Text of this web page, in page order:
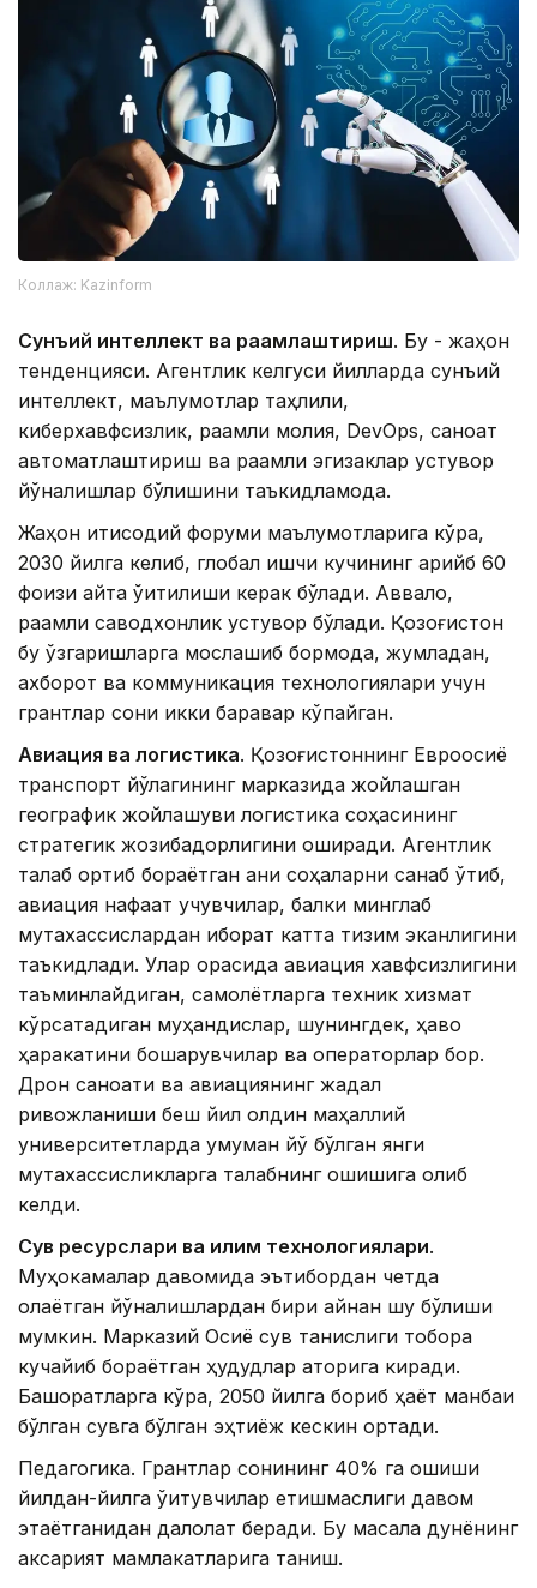
Коллаж: Kazinform
Сунъий интеллект ва рақамлаштириш. Бу - жаҳон
тенденцияси. Агентлик келгуси йилларда сунъий
интеллект, маълумотлар таҳлили,
киберхавфсизлик, рақамли молия, DevOps, саноат
автоматлаштириш ва рақамли эгизаклар устувор
йўналишлар бўлишини таъкидламоқда.
Жаҳон иқтисодий форуми маълумотларига кўра,
2030 йилга келиб, глобал ишчи кучининг қарийб 60
фоизи қайта ўқитилиши керак бўлади. Аввало,
рақамли саводхонлик устувор бўлади. Қозоғистон
бу ўзгаришларга мослашиб бормоқда, жумладан,
ахборот ва коммуникация технологиялари учун
грантлар сони икки баравар кўпайган.
Авиация ва логистика. Қозоғистоннинг Евроосиё
транспорт йўлагининг марказида жойлашган
географик жойлашуви логистика соҳасининг
стратегик жозибадорлигини оширади. Агентлик
талаб ортиб бораётган аниқ соҳаларни санаб ўтиб,
авиация нафақат учувчилар, балки минглаб
мутахассислардан иборат катта тизим эканлигини
таъкидлади. Улар орасида авиация хавфсизлигини
таъминлайдиган, самолётларга техник хизмат
кўрсатадиган муҳандислар, шунингдек, ҳаво
ҳаракатини бошқарувчилар ва операторлар бор.
Дрон саноати ва авиациянинг жадал
ривожланиши беш йил олдин маҳаллий
университетларда умуман йўқ бўлган янги
мутахассисликларга талабнинг ошишига олиб
келди.
Сув ресурслари ва иқлим технологиялари.
Муҳокамалар давомида эътибордан четда
қолаётган йўналишлардан бири айнан шу бўлиши
мумкин. Марказий Осиё сув танқислиги тобора
кучайиб бораётган ҳудудлар қаторига киради.
Башоратларга кўра, 2050 йилга бориб ҳаёт манбаи
бўлган сувга бўлган эҳтиёж кескин ортади.
Педагогика. Грантлар сонининг 40% га ошиши
йилдан-йилга ўқитувчилар етишмаслиги давом
этаётганидан далолат беради. Бу масала дунёнинг
аксарият мамлакатларига таниш.